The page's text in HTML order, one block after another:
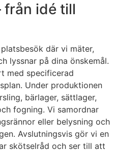
från idé till
där vi mäter,
lyssnar på dina önskemål.
med specificerad
Under produktionen
bärlager, sättlager,
fogning. Vi samordnar
eller belysning och
Avslutningsvis gör vi en
skötselråd och ser till att